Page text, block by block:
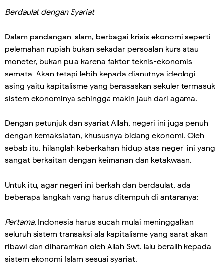
Berdaulat dengan Syariat
Dalam pandangan Islam, berbagai krisis ekonomi seperti
pelemahan rupiah bukan sekadar persoalan kurs atau
moneter, bukan pula karena faktor teknis-ekonomis
semata. Akan tetapi lebih kepada dianutnya ideologi
asing yaitu kapitalisme yang berasaskan sekuler termasuk
sistem ekonominya sehingga makin jauh dari agama.
Dengan petunjuk dan syariat Allah, negeri ini juga penuh
dengan kemaksiatan, khususnya bidang ekonomi. Oleh
sebab itu, hilanglah keberkahan hidup atas negeri ini yang
sangat berkaitan dengan keimanan dan ketakwaan.
Untuk itu, agar negeri ini berkah dan berdaulat, ada
beberapa langkah yang harus ditempuh di antaranya:
Pertama, Indonesia harus sudah mulai meninggalkan
seluruh sistem transaksi ala kapitalisme yang sarat akan
ribawi dan diharamkan oleh Allah Swt. lalu beralih kepada
sistem ekonomi Islam sesuai syariat.